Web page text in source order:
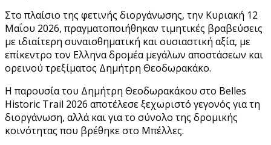
Στο πλαίσιο της φετινής διοργάνωσης, την Κυριακή 12
Μαΐου 2026, πραγματοποιήθηκαν τιμητικές βραβεύσεις
με ιδιαίτερη συναισθηματική και ουσιαστική αξία, με
επίκεντρο τον Ελληνα δρομέα μεγάλων αποστάσεων και
ορεινού τρεξίματος Δημήτρη Θεοδωρακάκο.
Η παρουσία του Δημήτρη Θεοδωρακάκου στο Belles
Historic Trail 2026 αποτέλεσε ξεχωριστό γεγονός για τη
διοργάνωση, αλλά και για το σύνολο της δρομικής
κοινότητας που βρέθηκε στο Μπέλλες.